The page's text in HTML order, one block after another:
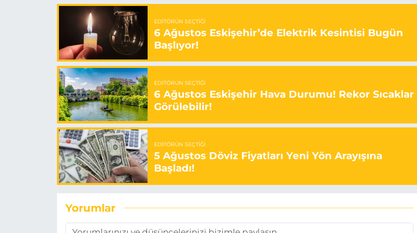
EDITÖRÜN SEÇTIĞI
6 Ağustos Eskişehir’de Elektrik Kesintisi Bugün
Başlıyor!
EDITÖRÜN SEÇTIĞI
6 Ağustos Eskişehir Hava Durumu! Rekor Sıcaklar
Görülebilir!
EDITÖRÜN SEÇTIĞI
5 Ağustos Döviz Fiyatları Yeni Yön Arayışına
Başladı!
Yorumlar